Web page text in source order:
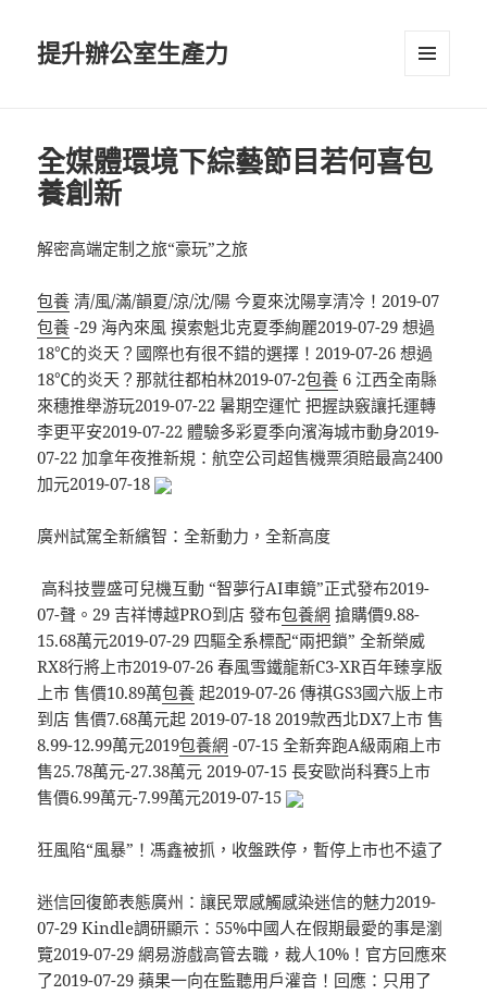
提升辦公室生產力
全媒體環境下綜藝節目若何喜包
養創新
解密高端定制之旅“豪玩”之旅
包養 清/風/滿/韻夏/涼/沈/陽 今夏來沈陽享清冷！2019-07
包養 -29 海內來風 摸索魁北克夏季絢麗2019-07-29 想過
18℃的炎天？國際也有很不錯的選擇！2019-07-26 想過
18℃的炎天？那就往都柏林2019-07-2包養 6 江西全南縣
來穗推舉游玩2019-07-22 暑期空運忙 把握訣竅讓托運轉
李更平安2019-07-22 體驗多彩夏季向濱海城市動身2019-
07-22 加拿年夜推新規：航空公司超售機票須賠最高2400
加元2019-07-18
廣州試駕全新繽智：全新動力，全新高度
​ 高科技豐盛可兒機互動 “智夢行AI車鏡”正式發布2019-
07-聲。29 吉祥博越PRO到店 發布包養網 搶購價9.88-
15.68萬元2019-07-29 四驅全系標配“兩把鎖” 全新榮威
RX8行將上市​2019-07-26 ​春風雪鐵龍新C3-XR百年臻享版
上市 售價10.89萬包養 起2019-07-26 ​傳祺GS3國六版上市
到店 售價7.68萬元起 2019-07-18 2019款西北DX7上市 售
8.99-12.99萬元2019包養網 -07-15 全新奔跑A級兩廂上市
售25.78萬元-27.38萬元 2019-07-15 長安歐尚科賽5上市
售價6.99萬元-7.99萬元2019-07-15
狂風陷“風暴”！馮鑫被抓，收盤跌停，暫停上市也不遠了
迷信回復節表態廣州：讓民眾感觸感染迷信的魅力2019-
07-29 Kindle調研顯示：55%中國人在假期最愛的事是瀏
覽2019-07-29 網易游戲高管去職，裁人10%！官方回應來
了2019-07-29 蘋果一向在監聽用戶灌音！回應：只用了